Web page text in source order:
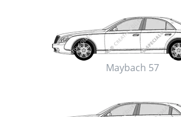
Maybach 57